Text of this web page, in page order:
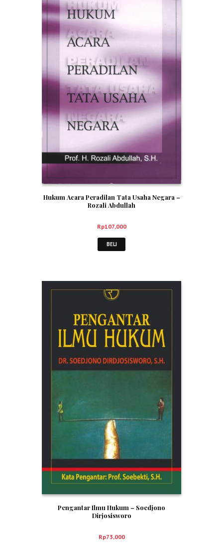
Hukum Acara Peradilan Tata Usaha Negara –
Rozali Abdullah
Rp107,000
BELI
Pengantar Ilmu Hukum – Soedjono
Dirjosisworo
Rp73,000